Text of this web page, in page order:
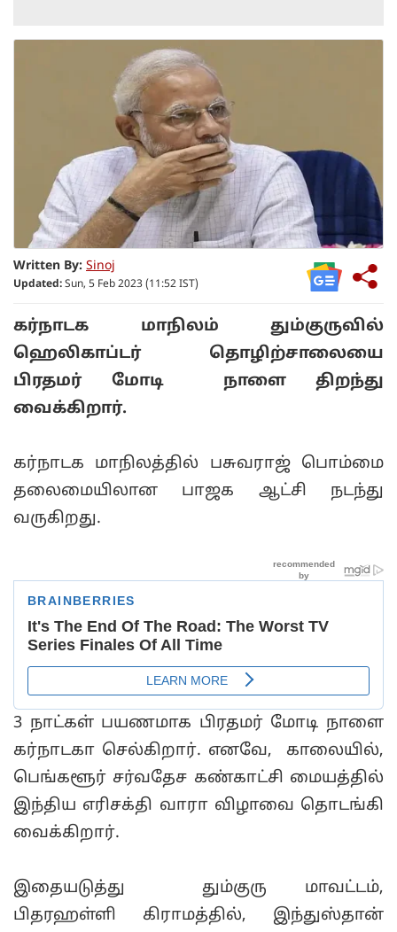
Written By: Sinoj
Updated: Sun, 5 Feb 2023 (11:52 IST)
கர்நாடக மாநிலம் தும்குருவில்
ஹெலிகாப்டர் தொழிற்சாலையை
பிரதமர் மோடி நாளை திறந்து
வைக்கிறார்.
கர்நாடக மாநிலத்தில் பசுவராஜ் பொம்மை
தலைமையிலான பாஜக ஆட்சி நடந்து
வருகிறது.
3 நாட்கள் பயணமாக பிரதமர் மோடி நாளை
கர்நாடகா செல்கிறார். எனவே, காலையில்,
பெங்களூர் சர்வதேச கண்காட்சி மையத்தில்
இந்திய எரிசக்தி வாரா விழாவை தொடங்கி
வைக்கிறார்.
இதையடுத்து தும்குரு மாவட்டம்,
பிதரஹள்ளி கிராமத்தில், இந்துஸ்தான்